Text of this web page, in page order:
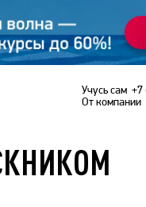
Учусь сам +7
От компании